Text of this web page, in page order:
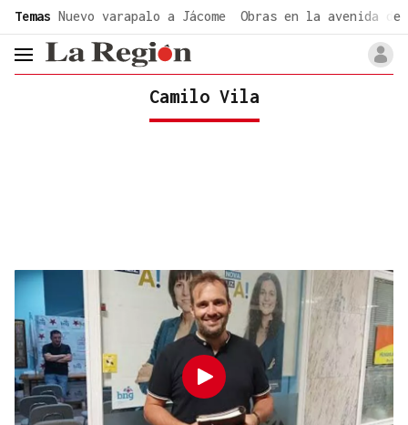
Temas Nuevo varapalo a Jácome Obras en la avenida de
header.menu.open
Camilo Vila